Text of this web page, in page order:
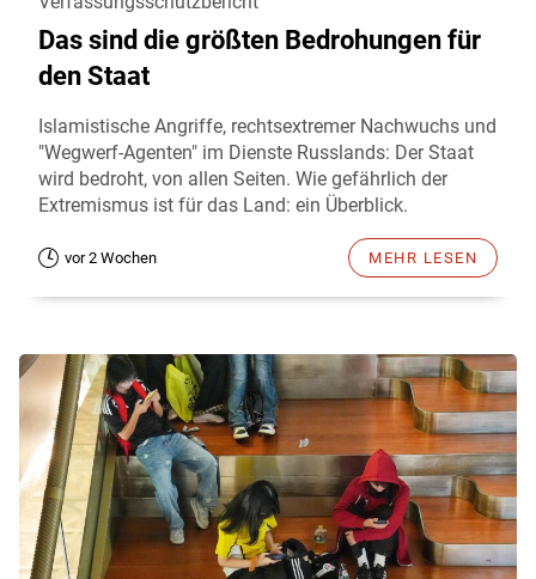
Das sind die größten Bedrohungen für
den Staat
Islamistische Angriffe, rechtsextremer Nachwuchs und
"Wegwerf-Agenten" im Dienste Russlands: Der Staat
wird bedroht, von allen Seiten. Wie gefährlich der
Extremismus ist für das Land: ein Überblick.
vor 2 Wochen MEHR LESEN